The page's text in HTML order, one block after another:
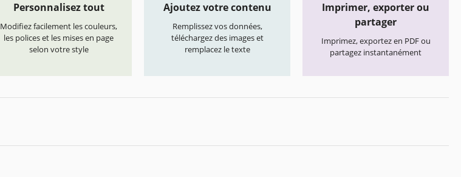
Personnalisez tout
Modifiez facilement les couleurs,
les polices et les mises en page
selon votre style
Ajoutez votre contenu
Remplissez vos données,
téléchargez des images et
remplacez le texte
Imprimer, exporter ou
partager
Imprimez, exportez en PDF ou
partagez instantanément